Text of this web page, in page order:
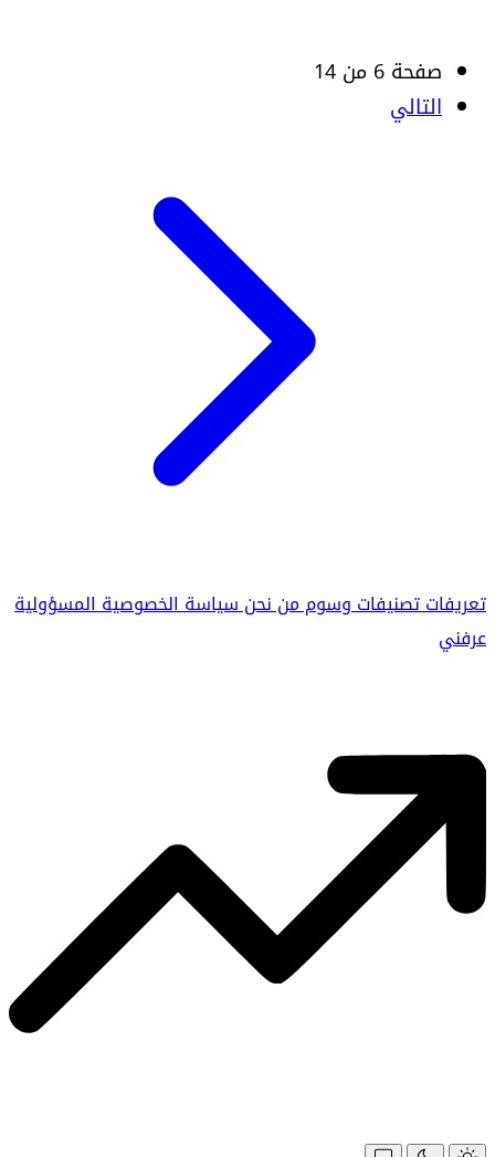
صفحة 6 من 14
التالي
تعريفاتتصنيفاتوسوممن نحنسياسة الخصوصيةالمسؤولية
عرفني